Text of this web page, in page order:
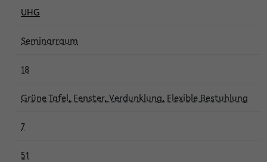
UHG
Seminarraum
18
Grüne Tafel, Fenster, Verdunklung, Flexible Bestuhlung
7
51